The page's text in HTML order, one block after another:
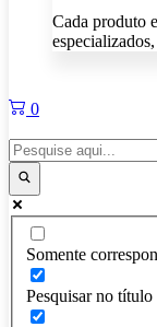
Cada produto
0
Somente
Pesquisar no título